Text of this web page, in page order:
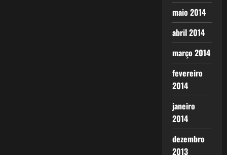
maio 2014
abril 2014
março 2014
fevereiro
2014
janeiro
2014
dezembro
2013